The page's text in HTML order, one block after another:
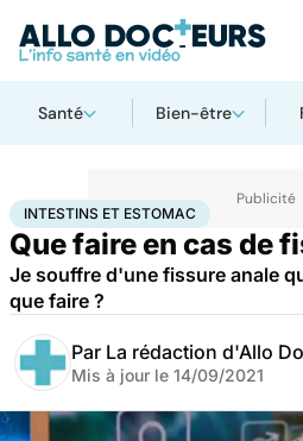
Santé Bien-être
AccueilSantéIntestins et estomac
INTESTINS ET ESTOMAC
Que faire en cas de
Je souffre d'une fissure anale
que faire ?
Par La rédaction d'Allo
Mis à jour le 14/09/2021